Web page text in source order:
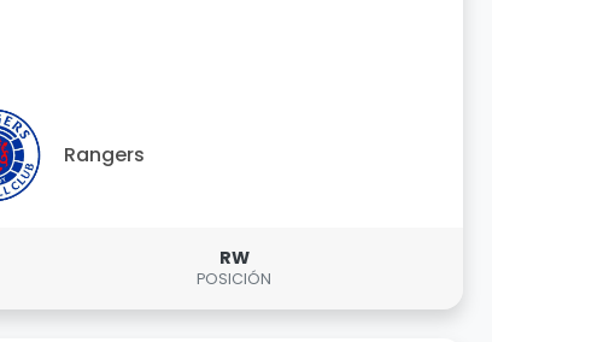
Rangers
RW
POSICIÓN